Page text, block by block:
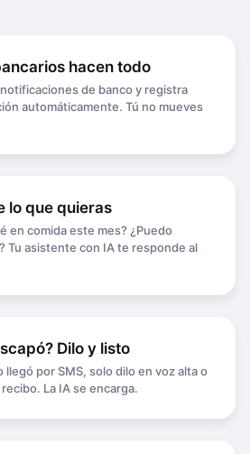
hacen todo
de banco y registra
automáticamente. Tú no mueves
lo que quieras
en comida este mes? ¿Puedo
Tu asistente con IA te responde al
Dilo y listo
llegó por SMS, solo dilo en voz alta o
La IA se encarga.